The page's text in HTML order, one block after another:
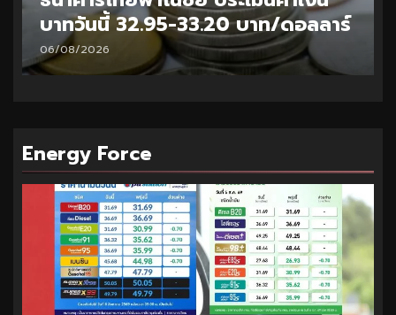
บาทวันนี้ 32.95-33.20 บาท/ดอลลาร์
06/08/2026
Energy Force